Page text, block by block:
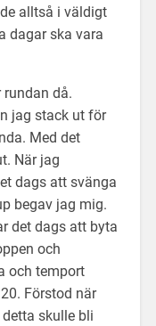
alltså i väldigt
dagar ska vara
rundan då.
jag stack ut för
Med det
När jag
dags att svänga
begav jag mig.
det dags att byta
och
och temport
Förstod när
skulle bli